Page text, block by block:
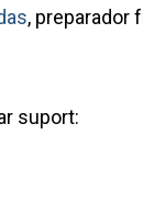
, preparador
suport: